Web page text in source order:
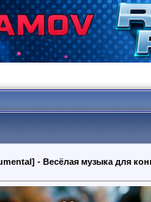
- Весёлая музыка для